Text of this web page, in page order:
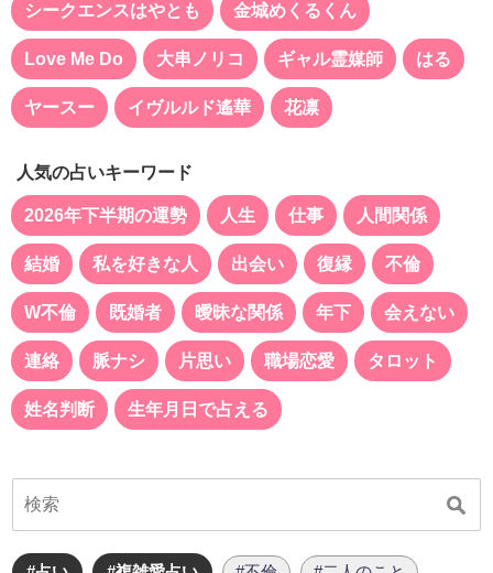
シークエンスはやとも 金城めくるくん
Love Me Do 大串ノリコ ギャル霊媒師 はる
ヤースー イヴルルド遙華 花凛
人気の占いキーワード
2026年下半期の運勢 人生 仕事 人間関係
結婚 私を好きな人 出会い 復縁 不倫
W不倫 既婚者 曖昧な関係 年下 会えない
連絡 脈ナシ 片思い 職場恋愛 タロット
姓名判断 生年月日で占える